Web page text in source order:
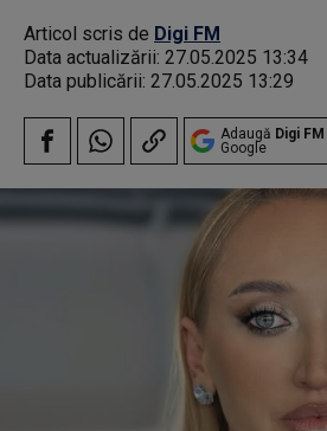
Articol scris de Digi FM
Data actualizării: 27.05.2025 13:34
Data publicării: 27.05.2025 13:29
Adaugă Digi FM
Google